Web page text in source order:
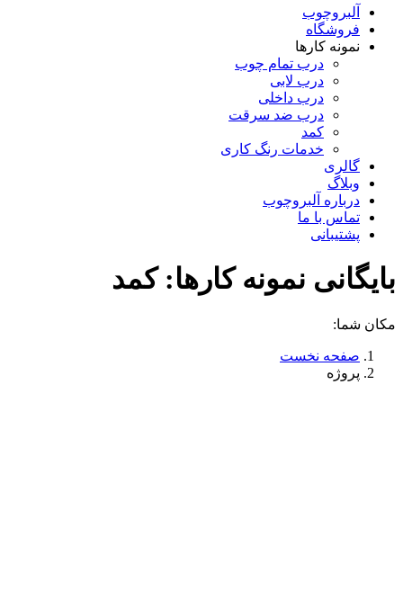
آلبروچوب
فروشگاه
نمونه کارها
درب تمام چوب
درب لابی
درب داخلی
درب ضد سرقت
کمد
خدمات رنگ کاری
گالری
وبلاگ
درباره آلبروچوب
تماس با ما
پشتیبانی
بایگانی نمونه کارها:کمد
مکان شما:
صفحه نخست
پروژه